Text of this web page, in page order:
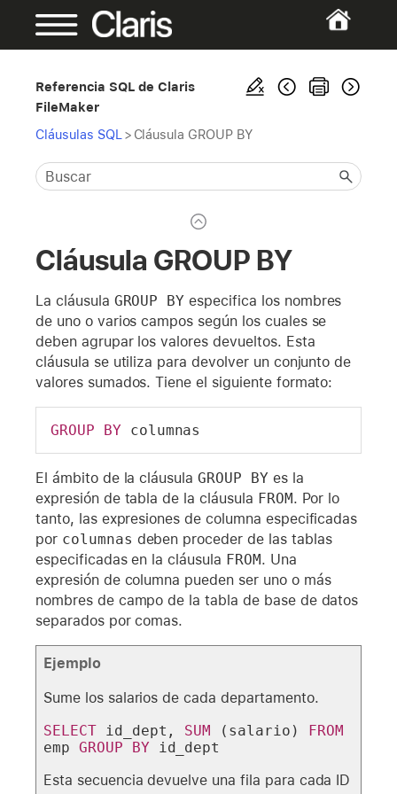
Referencia SQL de Claris
FileMaker
Cláusulas SQL > Cláusula GROUP BY
Cláusula GROUP BY
La cláusula GROUP BY especifica los nombres
de uno o varios campos según los cuales se
deben agrupar los valores devueltos. Esta
cláusula se utiliza para devolver un conjunto de
valores sumados. Tiene el siguiente formato:
GROUP BY columnas
El ámbito de la cláusulaGROUP BY es la
expresión de tabla de la cláusula FROM. Por lo
tanto, las expresiones de columna especificadas
por columnas deben proceder de las tablas
especificadas en la cláusula FROM. Una
expresión de columna pueden ser uno o más
nombres de campo de la tabla de base de datos
separados por comas.
Ejemplo
Sume los salarios de cada departamento.
SELECT id_dept, SUM (salario) FROM
emp GROUP BY id_dept
Esta secuencia devuelve una fila para cada ID